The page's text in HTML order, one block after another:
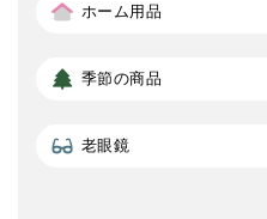
ホーム用品
季節の商品
老眼鏡